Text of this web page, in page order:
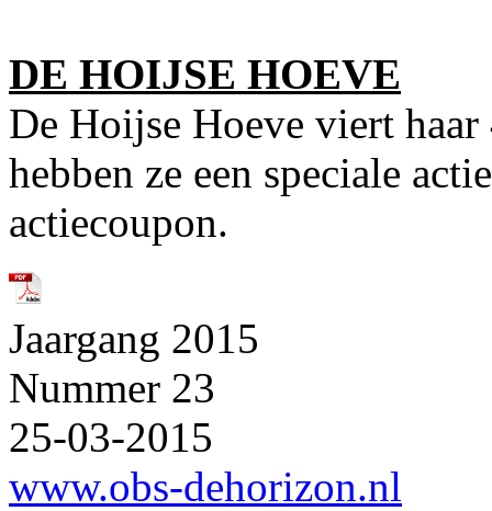
DE HOIJSE HOEVE
De Hoijse Hoeve viert
hebben ze een speciale
actiecoupon.
Jaargang 2015
Nummer 23
25-03-2015
www.obs-dehorizon.nl